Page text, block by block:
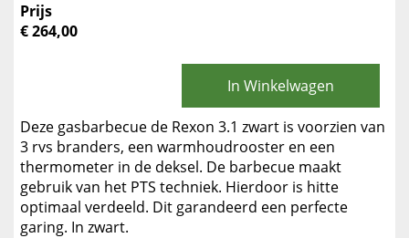
Prijs
€ 264,00
In Winkelwagen
Deze gasbarbecue de Rexon 3.1 zwart is voorzien van
3 rvs branders, een warmhoudrooster en een
thermometer in de deksel. De barbecue maakt
gebruik van het PTS techniek. Hierdoor is hitte
optimaal verdeeld. Dit garandeerd een perfecte
garing. In zwart.